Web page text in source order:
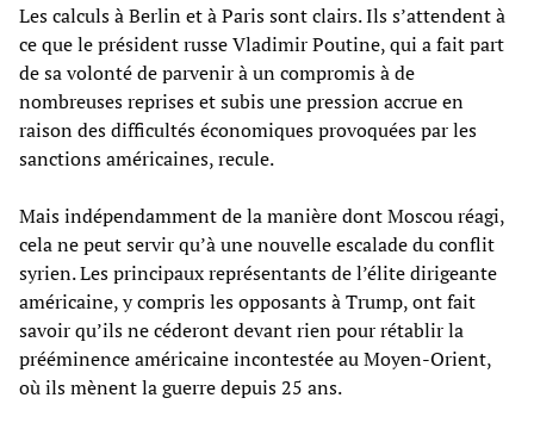
Les calculs à Berlin et à Paris sont clairs. Ils s’attendent à
ce que le président russe Vladimir Poutine, qui a fait part
de sa volonté de parvenir à un compromis à de
nombreuses reprises et subis une pression accrue en
raison des difficultés économiques provoquées par les
sanctions américaines, recule.
Mais indépendamment de la manière dont Moscou réagi,
cela ne peut servir qu’à une nouvelle escalade du conflit
syrien. Les principaux représentants de l’élite dirigeante
américaine, y compris les opposants à Trump, ont fait
savoir qu’ils ne céderont devant rien pour rétablir la
prééminence américaine incontestée au Moyen-Orient,
où ils mènent la guerre depuis 25 ans.